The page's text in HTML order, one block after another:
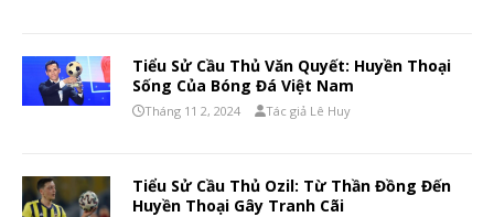
Tiểu Sử Cầu Thủ Văn Quyết: Huyền Thoại
Sống Của Bóng Đá Việt Nam
Tháng 11 2, 2024 Tác giả Lê Huy
Tiểu Sử Cầu Thủ Ozil: Từ Thần Đồng Đến
Huyền Thoại Gây Tranh Cãi